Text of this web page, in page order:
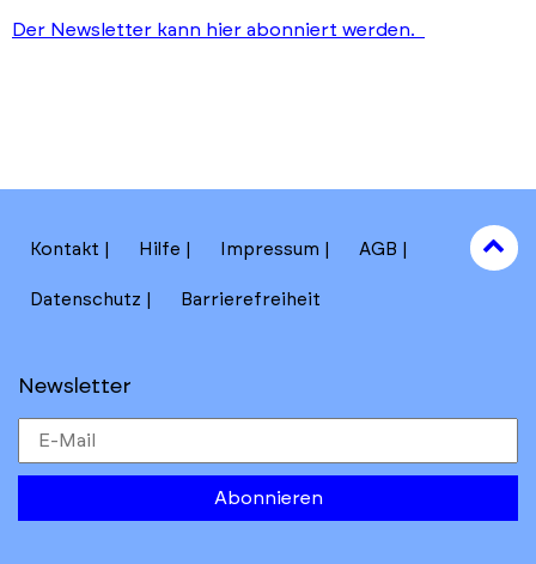
Der Newsletter kann hier abonniert werden.
Kontakt Hilfe Impressum AGB
Datenschutz Barrierefreiheit
Newsletter
Abonnieren
to
top